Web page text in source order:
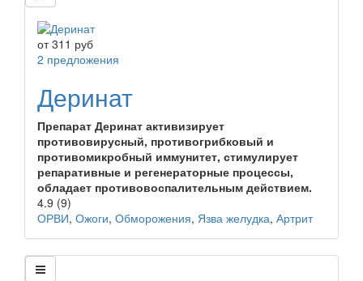
от311 руб
2 предложения
Деринат
Препарат Деринат активизирует
противовирусный, противогрибковый и
противомикробный иммунитет, стимулирует
репаративные и регенераторные процессы,
обладает противовоспалительным действием.
4.9 (9)
ОРВИ, Ожоги, Обморожения, Язва желудка, Артрит